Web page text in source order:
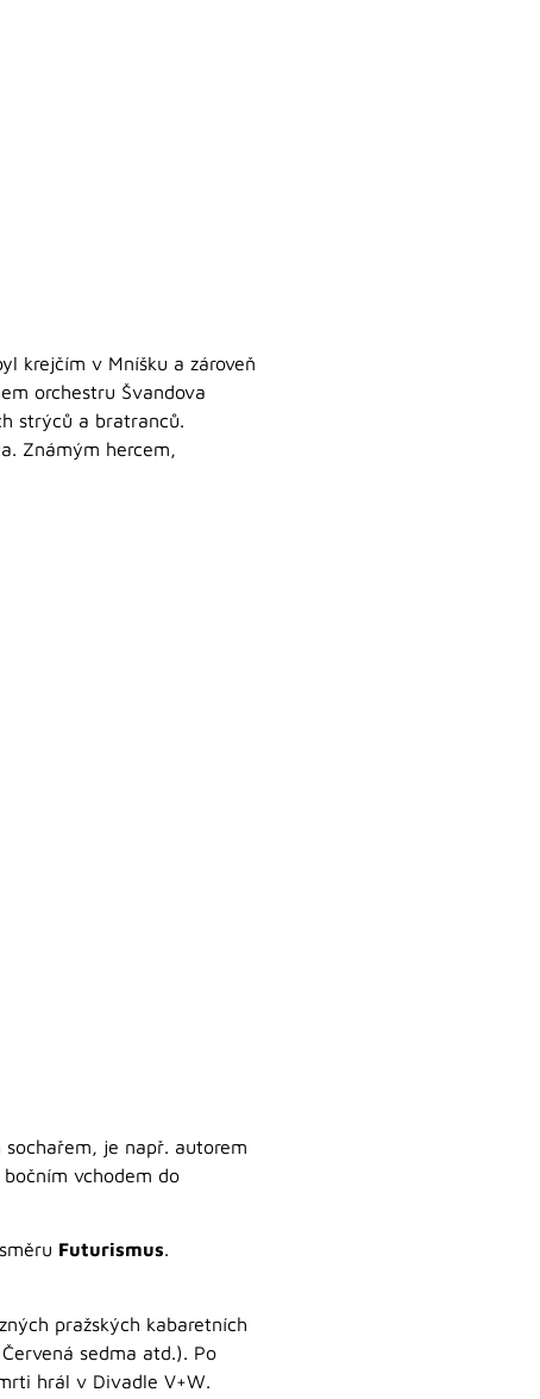
krejčím v Mníšku a zároveň
orchestru Švandova
strýců a bratranců.
Známým hercem,
je např. autorem
bočním vchodem do
Futurismus.
pražských kabaretních
sedma atd.). Po
hrál v Divadle V+W.